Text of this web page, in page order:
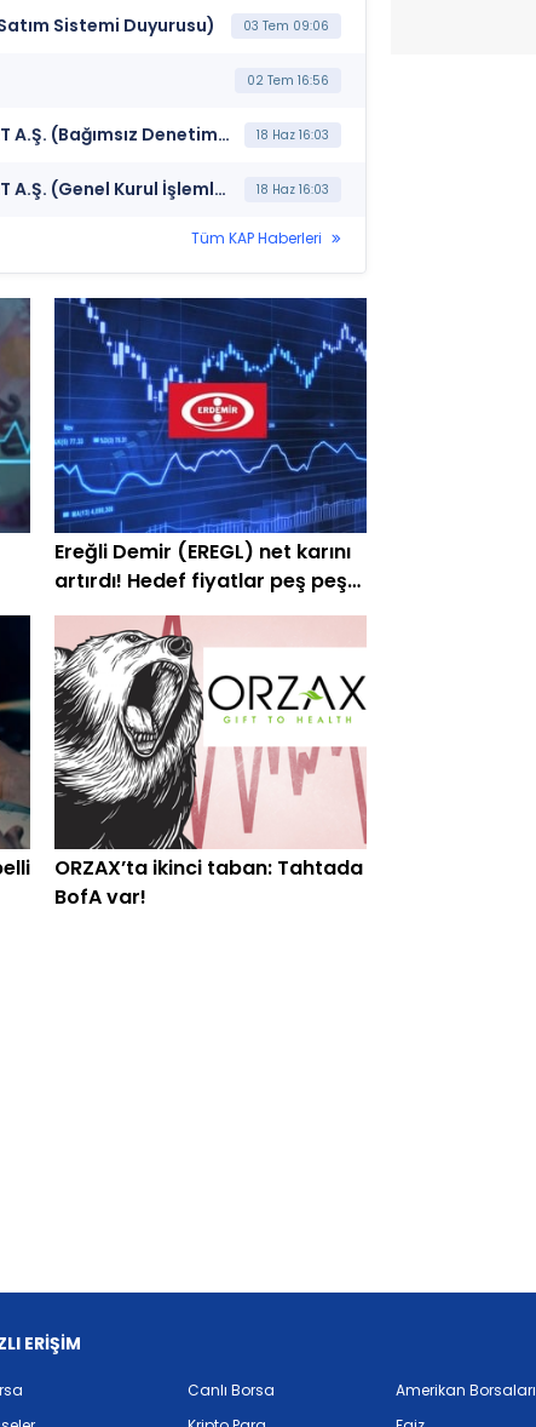
Satım Sistemi Duyurusu) 03 Tem 09:06
02 Tem 16:56
***BRKSN*** BERKOSAN YALITIM VE TECRİT MADDELERİ ÜRETİM VE TİCARET A.Ş. (Bağımsız Denetim Kuruluşunun Belirlenmesi) 18 Haz 16:03
***BRKSN*** BERKOSAN YALITIM VE TECRİT MADDELERİ ÜRETİM VE TİCARET A.Ş. (Genel Kurul İşlemlerine İlişkin Bildirim) 18 Haz 16:03
Tüm KAP Haberleri
Ereğli Demir (EREGL) net karını
artırdı! Hedef fiyatlar peş peşe
geldi
ORZAX’ta ikinci taban: Tahtada
BofA var!
ERİŞİM
Canlı Borsa
Amerikan Borsaları